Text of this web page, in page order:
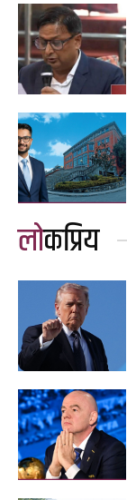
लोकप्रिय